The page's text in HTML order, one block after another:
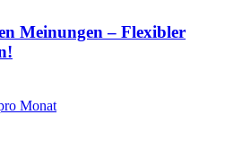
Meinungen – Flexibler
Monat